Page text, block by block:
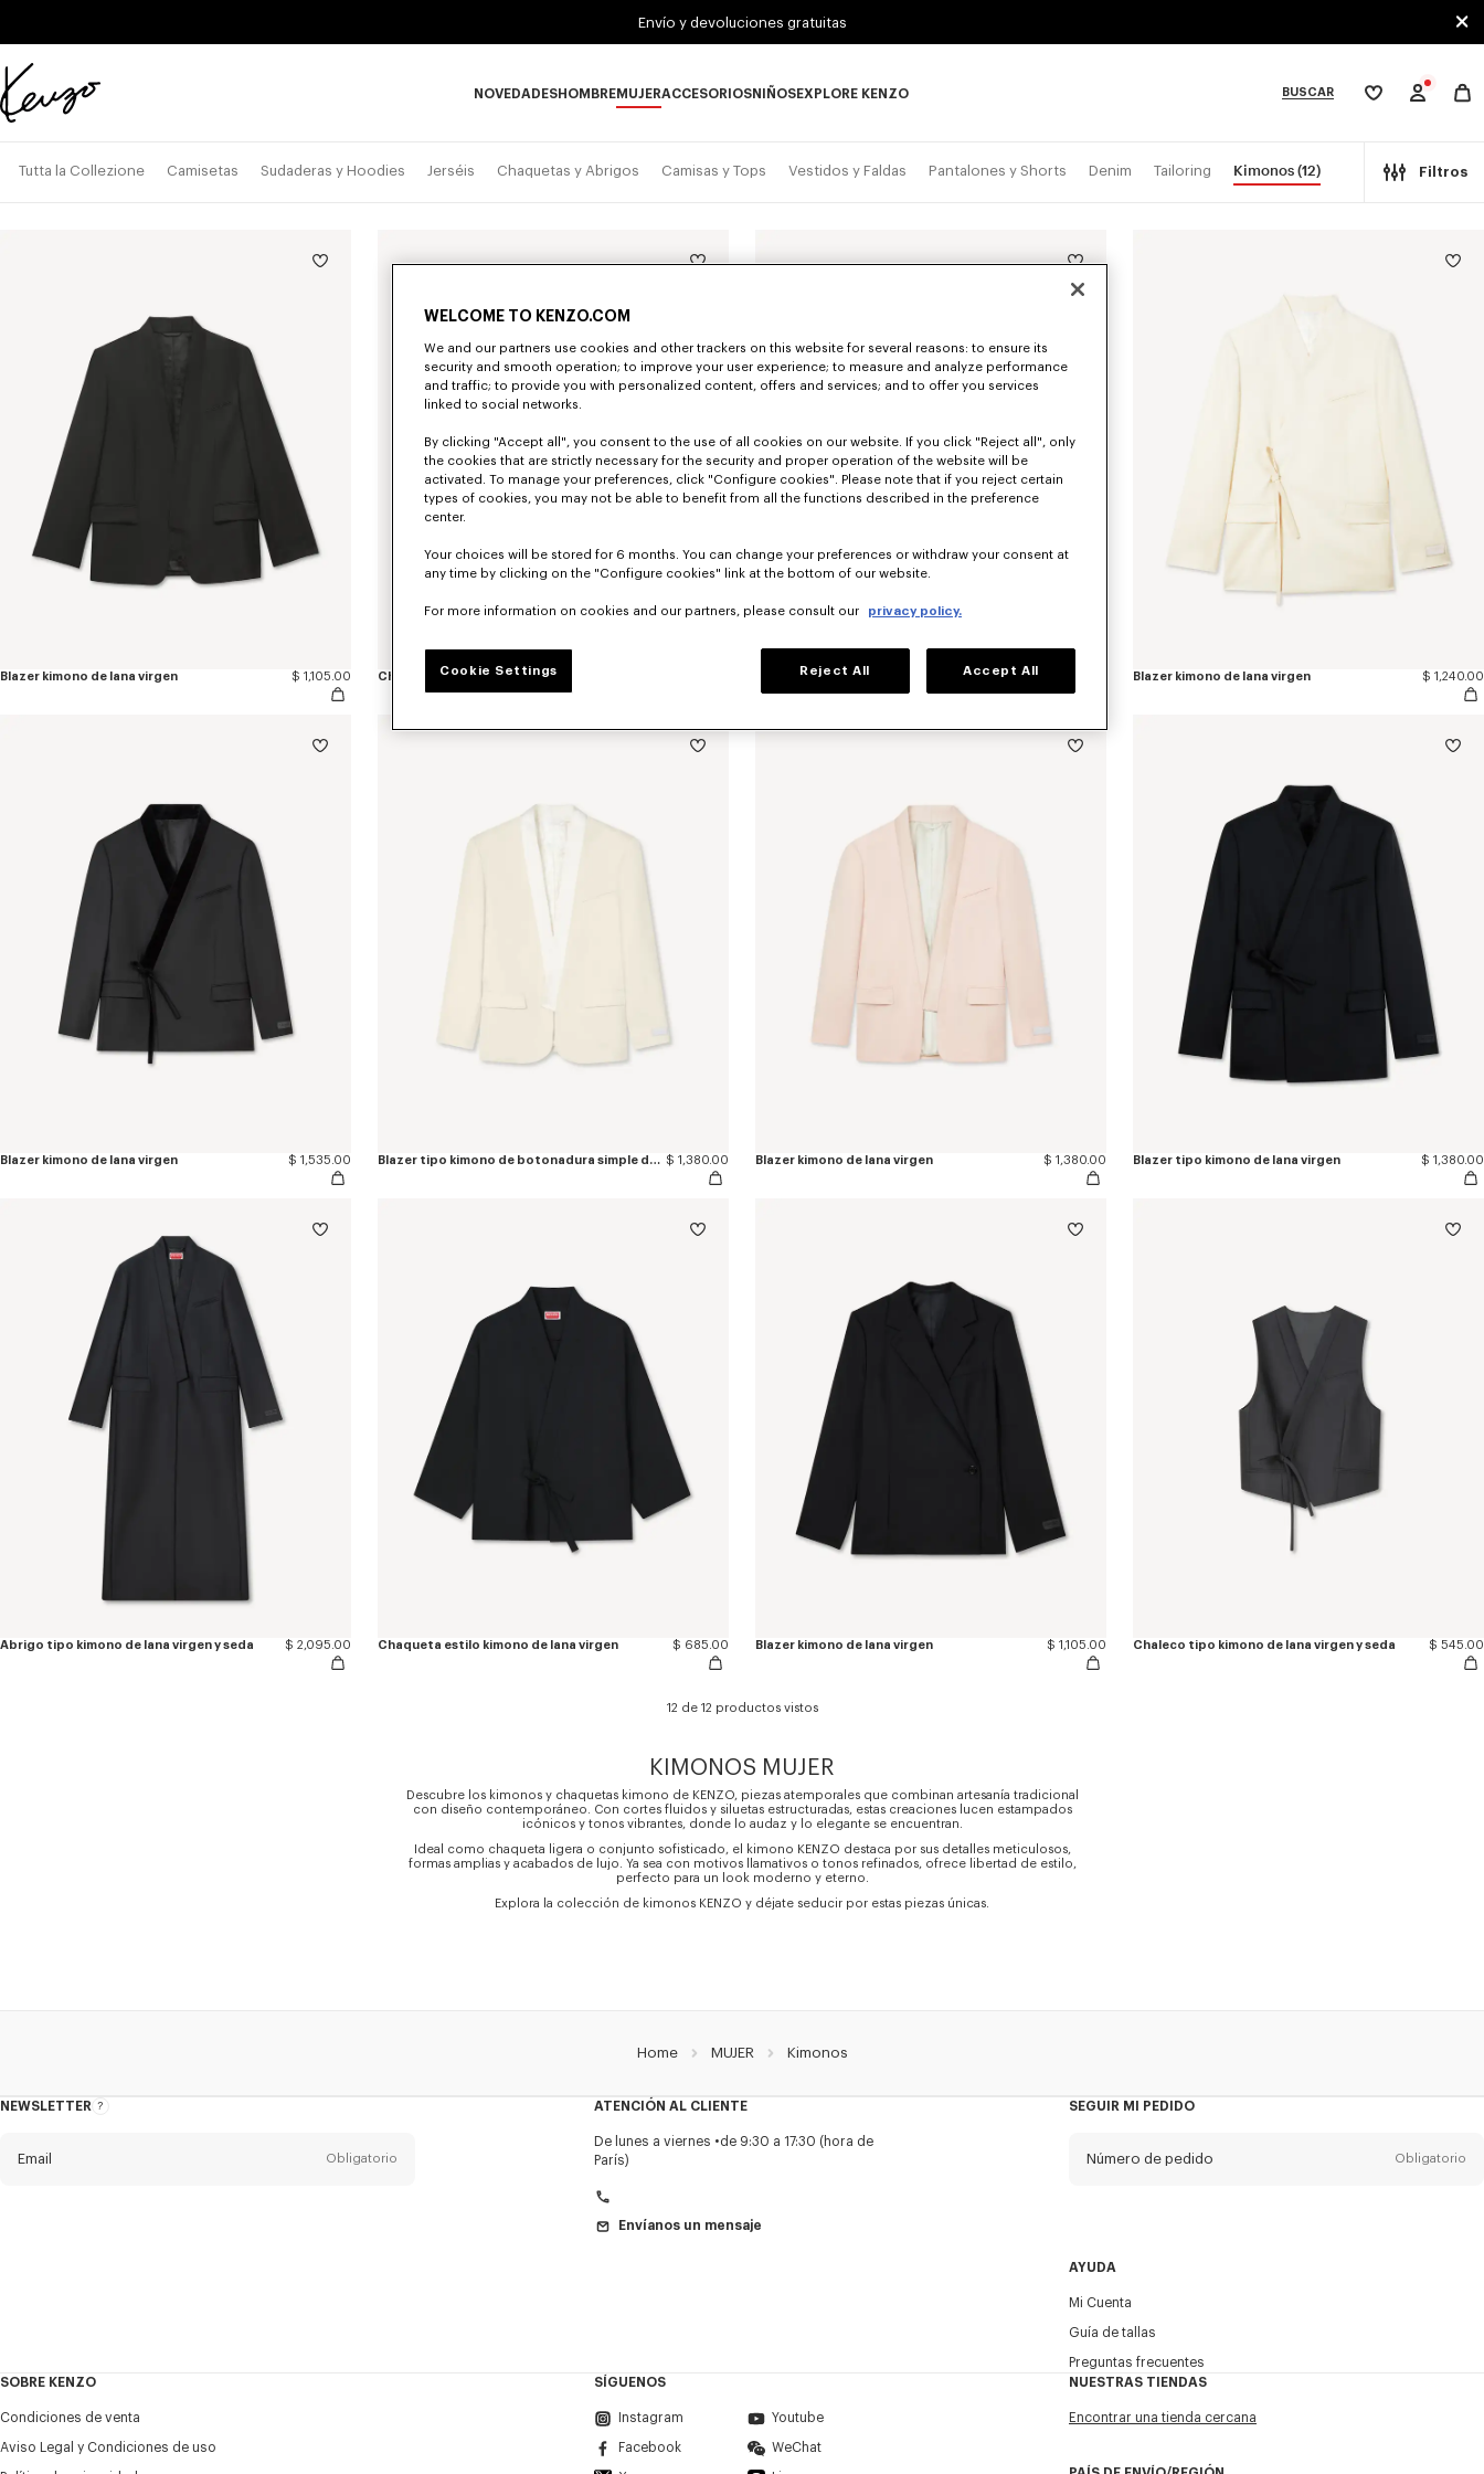
Envío y devoluciones gratuitas
Página
NOVEDADESHOMBREMUJERACCESORIOSNIÑOSEXPLORE KENZO BUSCAR
Mi
Tutta la Collezione Camisetas Sudaderas y Hoodies Jerséis Chaquetas y Abrigos Camisas y Tops Vestidos y Faldas Pantalones y Shorts Denim Tailoring Kimonos(12) Filtros
Blazer kimono de lana virgen $ 1,105.00 Chaqueta ligera estilo kimono Chaqueta ligera estilo kimono de lana virgen Blazer kimono de lana virgen $ 1,240.00
Blazer kimono de lana virgen $ 1,535.00 Blazer tipo kimono de botonadura simple de lana virgen $ 1,380.00 Blazer kimono de lana virgen $ 1,380.00 Blazer tipo kimono de lana virgen $ 1,380.00
Abrigo tipo kimono de lana virgen y seda $ 2,095.00 Chaqueta estilo kimono de lana virgen $ 685.00 Blazer kimono de lana virgen $ 1,105.00 Chaleco tipo kimono de lana virgen y seda $ 545.00
12 de 12 productos vistos
KIMONOS MUJER
Descubre los kimonos y chaquetas kimono de KENZO, piezas atemporales que combinan artesanía tradicional
con diseño contemporáneo. Con cortes fluidos y siluetas estructuradas, estas creaciones lucen estampados
icónicos y tonos vibrantes, donde lo audaz y lo elegante se encuentran.
Ideal como chaqueta ligera o conjunto sofisticado, el kimono KENZO destaca por sus detalles meticulosos,
formas amplias y acabados de lujo. Ya sea con motivos llamativos o tonos refinados, ofrece libertad de estilo,
perfecto para un look moderno y eterno.
Explora la colección de kimonos KENZO y déjate seducir por estas piezas únicas.
Home MUJER Kimonos
NEWSLETTER
Acerca
Email Obligatorio
Appelido*
ATENCIÓN AL CLIENTE
De lunes a viernes
de 9:30 a 17:30 (hora de
París)
Envíanos un mensaje
SEGUIR MI PEDIDO
Número de pedido Obligatorio
AYUDA
Mi Cuenta
Guía de tallas
Preguntas frecuentes
SOBRE KENZO
Condiciones de venta
Aviso Legal y Condiciones de uso
SÍGUENOS
Instagram Youtube
Facebook WeChat
NUESTRAS TIENDAS
Encontrar una tienda cercana
WELCOME TO KENZO.COM
We and our partners use cookies and other trackers on this website for several reasons: to ensure its
security and smooth operation; to improve your user experience; to measure and analyze performance
and traffic; to provide you with personalized content, offers and services; and to offer you services
linked to social networks.
By clicking "Accept all", you consent to the use of all cookies on our website. If you click "Reject all", only
the cookies that are strictly necessary for the security and proper operation of the website will be
activated. To manage your preferences, click "Configure cookies". Please note that if you reject certain
types of cookies, you may not be able to benefit from all the functions described in the preference
center.
Your choices will be stored for 6 months. You can change your preferences or withdraw your consent at
any time by clicking on the "Configure cookies" link at the bottom of our website.
For more information on cookies and our partners, please consult our privacy policy.
Cookie Settings Reject All Accept All